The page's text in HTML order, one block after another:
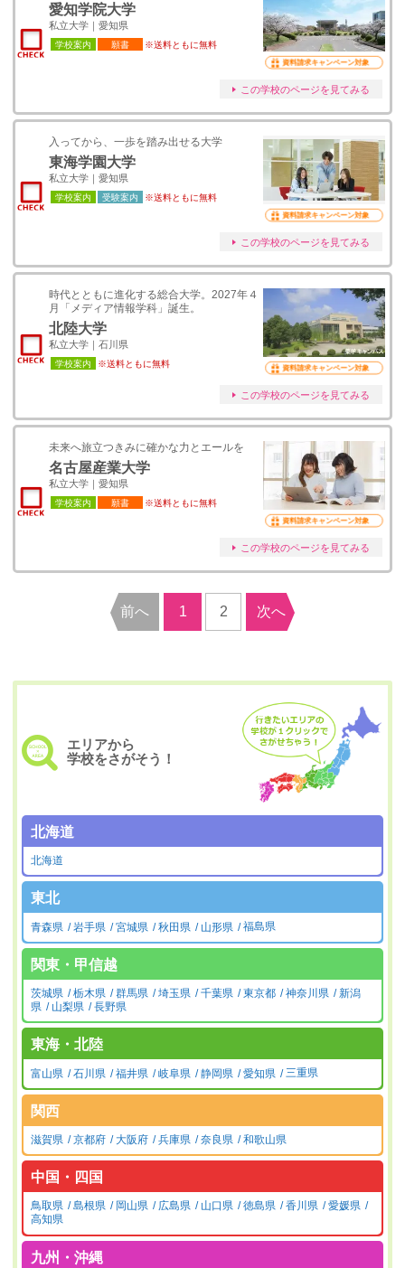
愛知学院大学
私立大学｜愛知県
学校案内 願書 ※送料ともに無料
資料請求キャンペーン対象
この学校のページを見てみる
入ってから、一歩を踏み出せる大学
東海学園大学
私立大学｜愛知県
学校案内 受験案内 ※送料ともに無料
資料請求キャンペーン対象
この学校のページを見てみる
時代とともに進化する総合大学。2027年４
月「メディア情報学科」誕生。
北陸大学
私立大学｜石川県
学校案内 ※送料ともに無料 資料請求キャンペーン対象
この学校のページを見てみる
未来へ旅立つきみに確かな力とエールを
名古屋産業大学
私立大学｜愛知県
学校案内 願書 ※送料ともに無料
資料請求キャンペーン対象
この学校のページを見てみる
前へ 1 2 次へ
エリアから
学校をさがそう！
北海道
北海道
東北
青森県 岩手県 宮城県 秋田県 山形県 福島県
関東・甲信越
茨城県 栃木県 群馬県 埼玉県 千葉県 東京都 神奈川県
新潟
県
山梨県 長野県
東海・北陸
富山県 石川県 福井県 岐阜県 静岡県 愛知県 三重県
関西
滋賀県 京都府 大阪府 兵庫県 奈良県 和歌山県
中国・四国
鳥取県 島根県 岡山県 広島県 山口県 徳島県 香川県
愛媛県
高知県
九州・沖縄